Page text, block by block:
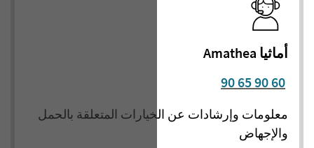
أماثيا Amathea
90 65 90 60
معلومات وإرشادات عن الخيارات المتعلقة بالحمل
والإجهاض